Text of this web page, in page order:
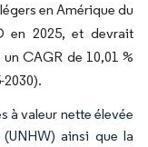
en Amérique du
en 2025, et devrait
CAGR de 10,01 %
à valeur nette élevée
ainsi que la